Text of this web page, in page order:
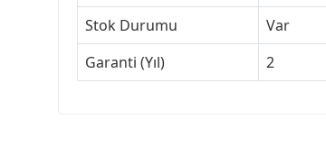
Stok Durumu
Var
Garanti (Yıl)
2